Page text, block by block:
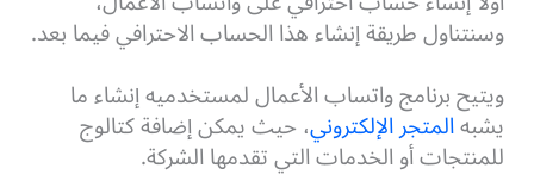
وسنتناول طريقة إنشاء هذا الحساب الاحترافي فيما بعد.
ويتيح برنامج واتساب الأعمال لمستخدميه إنشاء ما
يشبهالمتجر الإلكتروني، حيث يمكن إضافة كتالوج
للمنتجات أو الخدمات التي تقدمها الشركة.